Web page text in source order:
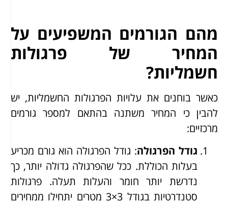
מהם הגורמים המשפיעים על
המחיר של פרגולות
חשמליות?
כאשר בוחנים את עלויות הפרגולות החשמליות, יש
להבין כי המחיר משתנה בהתאם למספר גורמים
מרכזיים:
גודל הפרגולה: גודל הפרגולה הוא גורם מכריע
בעלות הכוללת. ככל שהפרגולה גדולה יותר, כך
נדרשת יותר חומר והעלות תעלה. פרגולות
סטנדרטיות בגודל 3×3 מטרים יתחילו ממחירים